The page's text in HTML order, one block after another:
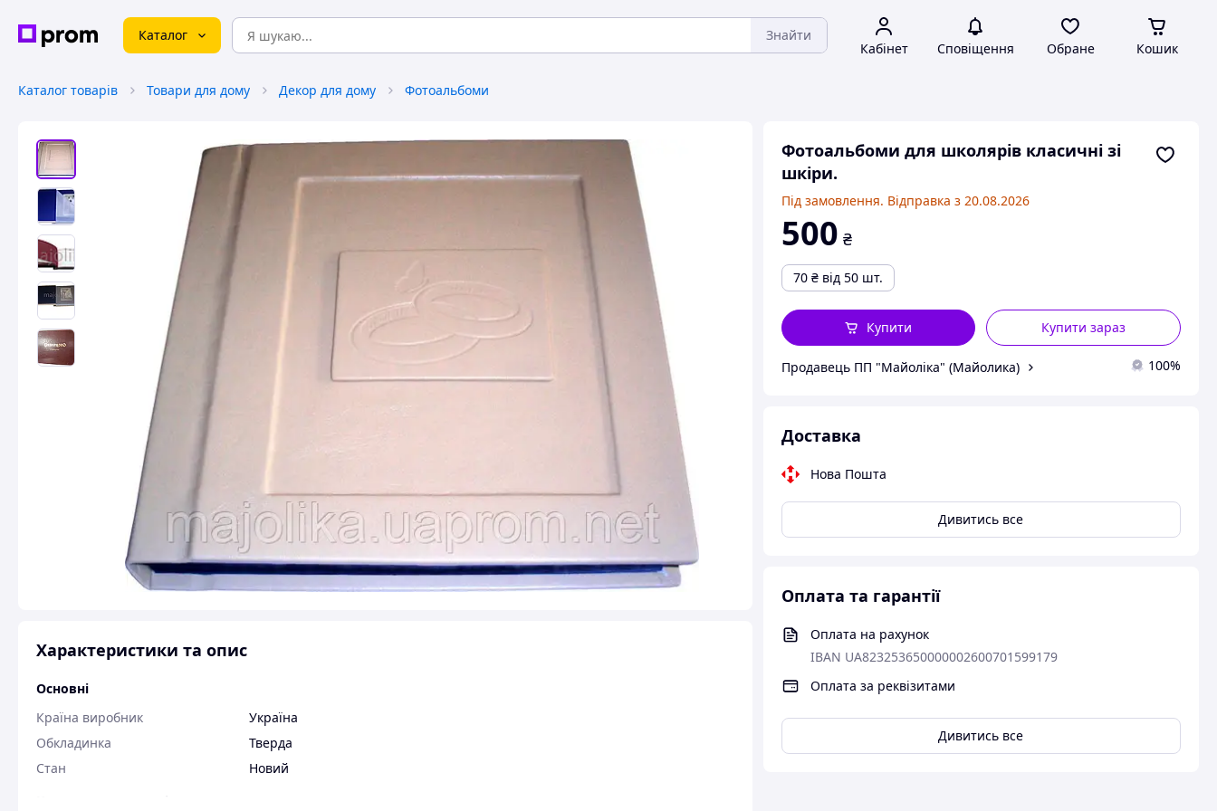
Каталог Знайти
Кабінет Сповіщення Обране Кошик
Каталог товарів Товари для дому Декор для дому Фотоальбоми
Фотоальбоми для школярів класичні зі
шкіри.
Під замовлення. Відправка з 20.08.2026
500 ₴
70 ₴ від 50 шт.
Купити зараз
Купити
Продавець ПП "Майоліка" (Майолика) 100%
Доставка
Нова Пошта
Дивитись все
Оплата та гарантії
Оплата на рахунок
IBAN UA823253650000002600701599179
Оплата за реквізитами
Дивитись все
Характеристики та опис
Основні
Країна виробник
Україна
Обкладинка
Тверда
Стан
Новий